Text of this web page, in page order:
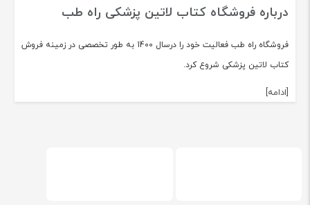
درباره فروشگاه کتاب لاتین پزشکی راه طب
فروشگاه راه طب فعالیت خود را درسال 1400 به طور تخصصی در زمینه فروش
کتاب لاتین پزشکی شروع کرد.
[ادامه]